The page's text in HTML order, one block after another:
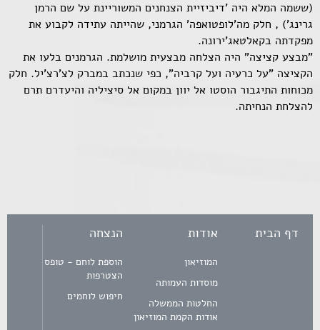
(ששמה המלא היה 'דיביזיית הצנחנים המשוריינת על שם הרמן
גרינג') , חלק מה'לופטואפה' הגרמני, שהייתה עתידה לקבוע את
מפקדתה בקאלטאג'ירונה.
"מבצע קציצה" היה הצלחה מבצעית מושלמת. הגרמנים בלעו את
הקציצה "על כרעיה ועל קרביה", כפי שנכתב במברק לצ'רצ'יל. חלק
מכוחות התיגבור הוסטו אל יוון במקום אל סיציליה והיעדרם תרם
להצלחת הנחיתה.
דף הבית אודות
המוזיאון
מוסדות העמותה
החלטות הממשלה
אודות הקמת המוזיאון
הנצחה
הוספת לוחם - טופס
הצטרפות
חיפוש לוחמים